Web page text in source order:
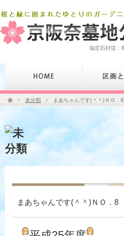
未分類 まあちゃんです(＾＾)ＮＯ．8
まあちゃんです(＾＾)ＮＯ．8